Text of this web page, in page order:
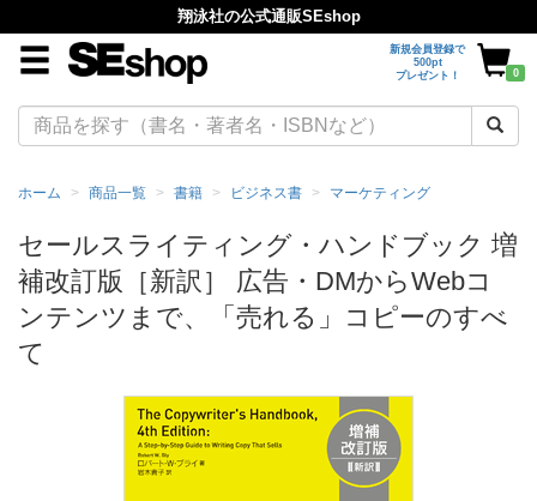
翔泳社の公式通販SEshop
新規会員登録で
500pt
プレゼント！
0
ホーム 商品一覧 書籍 ビジネス書 マーケティング
セールスライティング・ハンドブック 増
補改訂版［新訳］ 広告・DMからWebコ
ンテンツまで、「売れる」コピーのすべ
て